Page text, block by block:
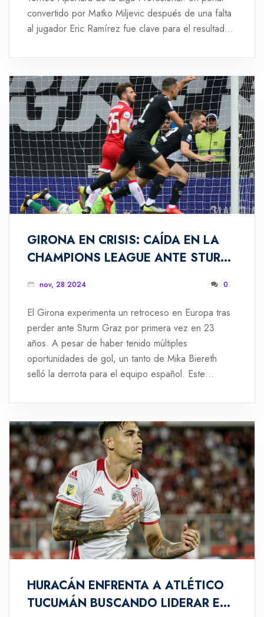
convertido por Matko Miljevic después de una falta
al jugador Eric Ramírez fue clave para el resultado.
de la Zona A, mientras que Unión permanece en
una posición peligrosa.
GIRONA EN CRISIS: CAÍDA EN LA
CHAMPIONS LEAGUE ANTE STURM
nov, 28 2024 0
El Girona experimenta un retroceso en Europa tras
perder ante Sturm Graz por primera vez en 23
años. A pesar de haber tenido múltiples
oportunidades de gol, un tanto de Mika Biereth
selló la derrota para el equipo español. Este
campaña europea de Girona, mientras que Sturm
Graz celebra un triunfo histórico.
HURACÁN ENFRENTA A ATLÉTICO
TUCUMÁN BUSCANDO LIDERAR EN